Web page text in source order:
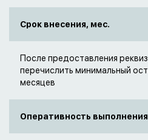
Срок внесения, мес.
После предоставления
перечислить минимальный
месяцев
Оперативность